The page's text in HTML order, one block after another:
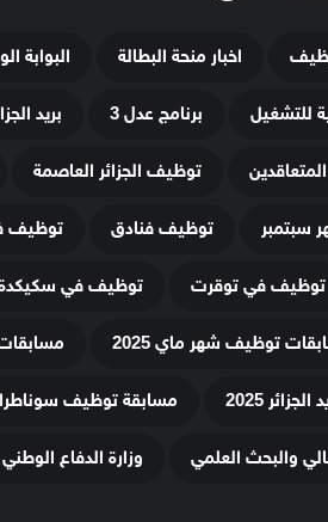
اخبار منحة البطالة البوابة
للتشغيل برنامج عدل 3 بريد
توظيف الجزائر العاصمة
سبتمبر توظيف فنادق توظيف
توظيف في توقرت توظيف في
توظيف شهر ماي 2025
2025 مسابقة توظيف سوناطراك
والبحث العلمي وزارة الدفاع الوطني